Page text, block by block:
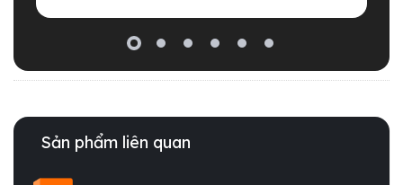
Sản phẩm liên quan